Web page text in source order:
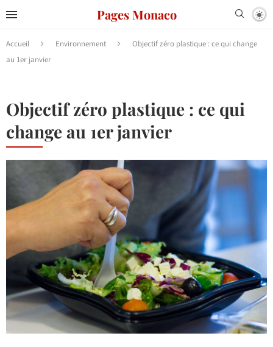
Pages Monaco
Accueil Environnement
Objectif zéro plastique : ce qui change
au 1er janvier
Objectif zéro plastique : ce qui
change au 1er janvier